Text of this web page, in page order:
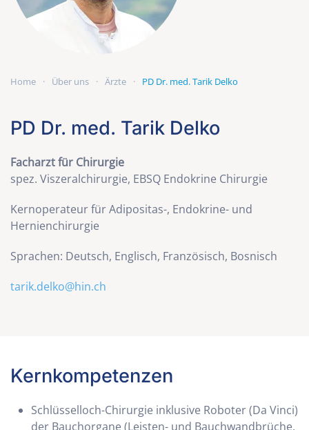
Home Über uns Ärzte PD Dr. med. Tarik Delko
PD Dr. med. Tarik Delko
Facharzt für Chirurgie
spez. Viszeralchirurgie, EBSQ Endokrine Chirurgie
Kernoperateur für Adipositas-, Endokrine- und
Hernienchirurgie
Sprachen: Deutsch, Englisch, Französisch, Bosnisch
tarik.delko@hin.ch
Kernkompetenzen
Schlüsselloch-Chirurgie inklusive Roboter (Da Vinci)
der Bauchorgane (Leisten- und Bauchwandbrüche,